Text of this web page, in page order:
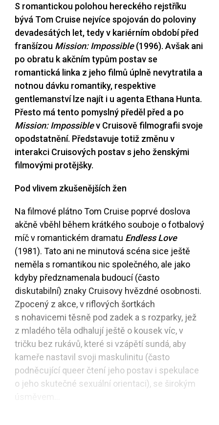
S romantickou polohou hereckého rejstříku
bývá Tom Cruise nejvíce spojován do poloviny
devadesátých let, tedy v kariérním období před
franšízou Mission: Impossible(1996). Avšak ani
po obratu k akčním typům postav se
romantická linka z jeho filmů úplně nevytratila a
notnou dávku romantiky, respektive
gentlemanství lze najít i u agenta Ethana Hunta.
Přesto má tento pomyslný předěl před a po
Mission: Impossiblev Cruisově filmografii svoje
opodstatnění. Představuje totiž změnu v
interakci Cruisových postav s jeho ženskými
filmovými protějšky.
Pod vlivem zkušenějších žen
Na filmové plátno Tom Cruise poprvé doslova
akčně vběhl během krátkého souboje o fotbalový
míč v romantickém dramatu Endless Love
(1981). Tato ani ne minutová scéna sice ještě
neměla s romantikou nic společného, ale jako
kdyby předznamenala budoucí (často
diskutabilní) znaky Cruisovy hvězdné osobnosti.
Zpocený z akce, v riflových šortkách
s nohavicemi těsně pod zadek a s rozparky, jež
z mladého těla odhalují ještě o kousek víc, v
tričku bez rukávů, které si vzápětí sundá, aby
kameře nastavil svoji maskulinitu (často
podněcující queer čtení jeho postav i spekulace
o jeho skutečné sexuální orientaci), se širokým